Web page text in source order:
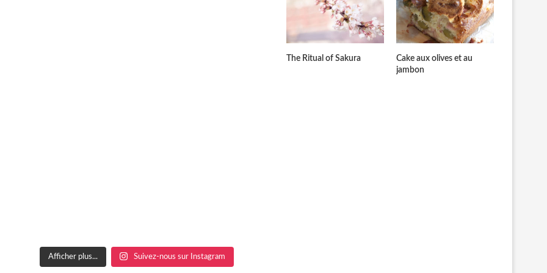
The Ritual of Sakura
Cake aux olives et au
jambon
Afficher plus... Suivez-nous sur Instagram